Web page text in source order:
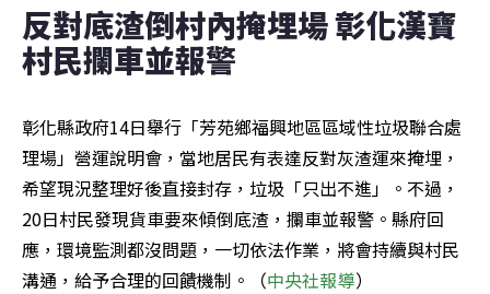
反對底渣倒村內掩埋場 彰化漢寶
村民攔車並報警
彰化縣政府14日舉行「芳苑鄉福興地區區域性垃圾聯合處
理場」營運說明會，當地居民有表達反對灰渣運來掩埋，
希望現況整理好後直接封存，垃圾「只出不進」。不過，
20日村民發現貨車要來傾倒底渣，攔車並報警。縣府回
應，環境監測都沒問題，一切依法作業，將會持續與村民
溝通，給予合理的回饋機制。（中央社報導）